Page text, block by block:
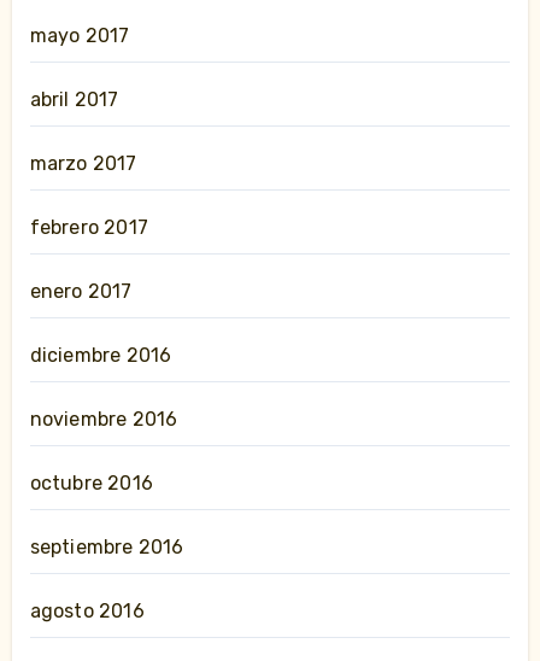
mayo 2017
abril 2017
marzo 2017
febrero 2017
enero 2017
diciembre 2016
noviembre 2016
octubre 2016
septiembre 2016
agosto 2016